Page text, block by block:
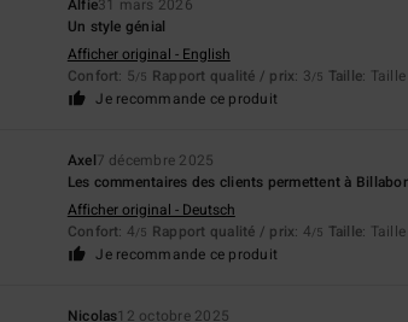
Alfie31 mars 2026
Un style génial
Afficher original - English
Confort: 5/5 Rapport qualité / prix: 3/5 Taille:
Je recommande ce produit
Axel7 décembre 2025
Les commentaires des clients permettent à
Afficher original - Deutsch
Confort: 4/5 Rapport qualité / prix: 4/5 Taille:
Je recommande ce produit
Nicolas12 octobre 2025